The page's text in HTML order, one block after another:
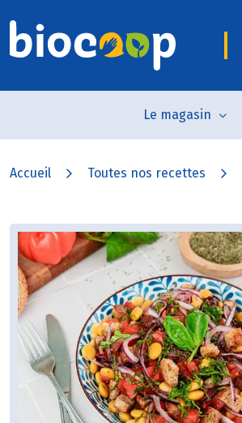
Le magasin
Accueil Toutes nos recettes